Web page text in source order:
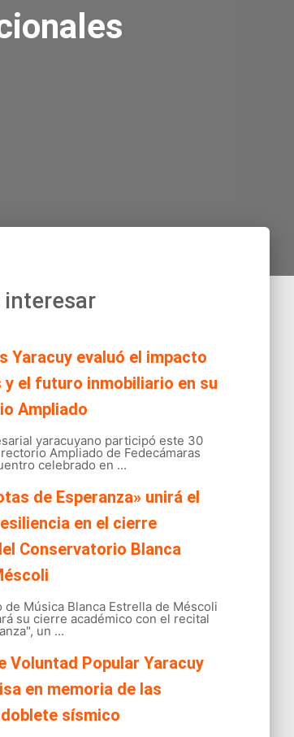
interesar
Yaracuy evaluó el impacto
el futuro inmobiliario en su
Ampliado
yaracuyano participó este 30
Ampliado de Fedecámaras
celebrado en ...
de Esperanza» unirá el
en el cierre
Conservatorio Blanca
de Música Blanca Estrella de Méscoli
su cierre académico con el recital
un ...
Voluntad Popular Yaracuy
en memoria de las
sísmico